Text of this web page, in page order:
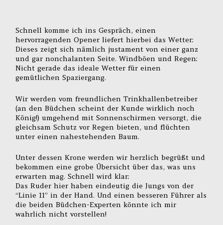
Schnell komme ich ins Gespräch, einen
hervorragenden Opener liefert hierbei das Wetter:
Dieses zeigt sich nämlich justament von einer ganz
und gar nonchalanten Seite. Windböen und Regen:
Nicht gerade das ideale Wetter für einen
gemütlichen Spaziergang.
Wir werden vom freundlichen Trinkhallenbetreiber
(an den Büdchen scheint der Kunde wirklich noch
König!) umgehend mit Sonnenschirmen versorgt, die
gleichsam Schutz vor Regen bieten, und flüchten
unter einen nahestehenden Baum.
Unter dessen Krone werden wir herzlich begrüßt und
bekommen eine grobe Übersicht über das, was uns
erwarten mag. Schnell wird klar:
Das Ruder hier haben eindeutig die Jungs von der
“Linie 11” in der Hand. Und einen besseren Führer als
die beiden Büdchen-Experten könnte ich mir
wahrlich nicht vorstellen!